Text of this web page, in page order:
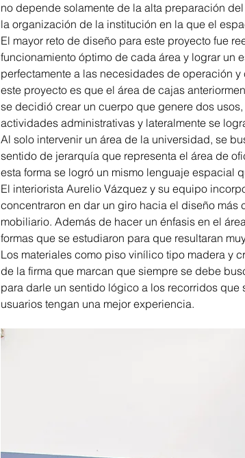
no depende solamente de la alta preparación
la organización de la institución en la que el
El mayor reto de diseño para este proyecto fue
funcionamiento óptimo de cada área y lograr un
perfectamente a las necesidades de operación
este proyecto es que el área de cajas
se decidió crear un cuerpo que genere dos
actividades administrativas y lateralmente se
Al solo intervenir un área de la universidad, se
sentido de jerarquía que representa el área de
esta forma se logró un mismo lenguaje espacial
El interiorista Aurelio Vázquez y su equipo
concentraron en dar un giro hacia el diseño
mobiliario. Además de hacer un énfasis en el
formas que se estudiaron para que resultaran
Los materiales como piso vinílico tipo madera y
de la firma que marcan que siempre se debe
para darle un sentido lógico a los recorridos
usuarios tengan una mejor experiencia.